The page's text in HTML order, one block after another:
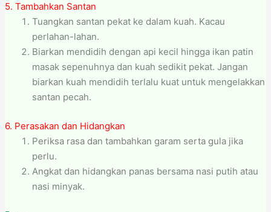
5. Tambahkan Santan
Tuangkan santan pekat ke dalam kuah. Kacau
perlahan-lahan.
Biarkan mendidih dengan api kecil hingga ikan patin
masak sepenuhnya dan kuah sedikit pekat. Jangan
biarkan kuah mendidih terlalu kuat untuk mengelakkan
santan pecah.
6. Perasakan dan Hidangkan
Periksa rasa dan tambahkan garam serta gula jika
perlu.
Angkat dan hidangkan panas bersama nasi putih atau
nasi minyak.